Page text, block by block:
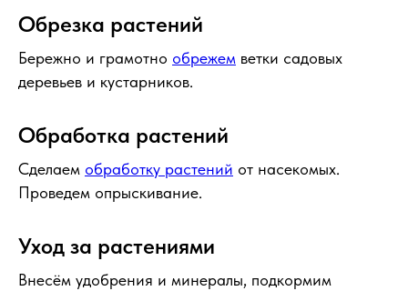
Обрезка растений
Бережно и грамотно обрежем ветки садовых
деревьев и кустарников.
Обработка растений
Сделаем обработку растений от насекомых.
Проведем опрыскивание.
Уход за растениями
Внесём удобрения и минералы, подкормим